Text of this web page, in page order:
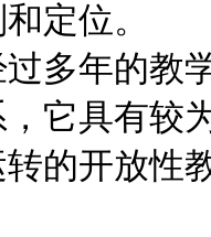
定位。
多年的教
它具有较
的开放性